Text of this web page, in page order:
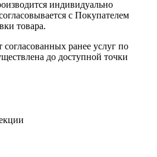
индивидуально
с Покупателем
товара.
ранее услуг по
до доступной точки